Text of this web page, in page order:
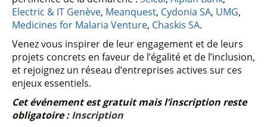
Electric & IT Genève, Meanquest, Cydonia SA, UMG,
Medicines for Malaria Venture, Chaskis SA.
Venez vous inspirer de leur engagement et de leurs
projets concrets en faveur de l’égalité et de l’inclusion,
et rejoignez un réseau d’entreprises actives sur ces
enjeux essentiels.
Cet événement est gratuit mais l’inscription reste
obligatoire :Inscription